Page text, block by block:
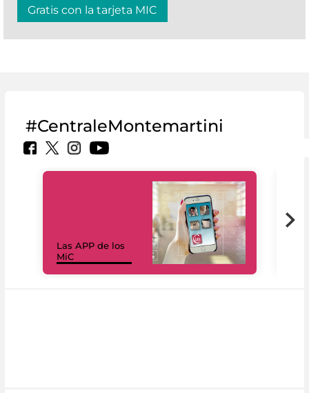
Gratis con la tarjeta MIC
#CentraleMontemartini
Las APP de los
MiC